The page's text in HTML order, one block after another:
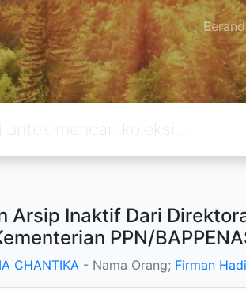
Arsip Inaktif Dari
PPN/
CHANTIKA - Nama Orang; Firman